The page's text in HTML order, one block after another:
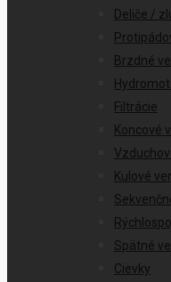
Deliče /
Brzdné
Filtrácie
Koncové
Kulové
Spätné
Cievky